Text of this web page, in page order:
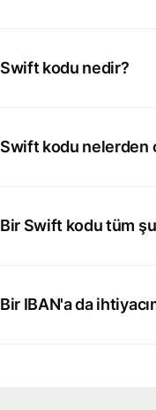
Swift kodu nedir?
Swift kodu nelerden
Bir Swift kodu tüm
Bir IBAN'a da